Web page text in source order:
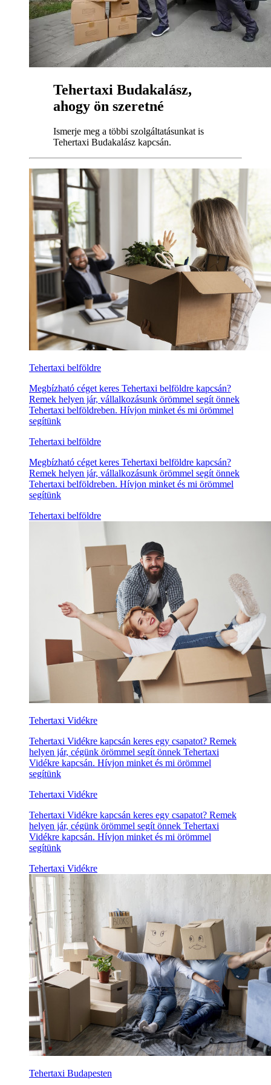
Tehertaxi Budakalász,
ahogy ön szeretné
Ismerje meg a többi szolgáltatásunkat is
Tehertaxi Budakalász kapcsán.
Tehertaxi belföldre
Megbízható céget keres Tehertaxi belföldre kapcsán?
Remek helyen jár, vállalkozásunk örömmel segít önnek
Tehertaxi belföldreben. Hívjon minket és mi örömmel
segítünk
Tehertaxi belföldre
Megbízható céget keres Tehertaxi belföldre kapcsán?
Remek helyen jár, vállalkozásunk örömmel segít önnek
Tehertaxi belföldreben. Hívjon minket és mi örömmel
segítünk
Tehertaxi belföldre
Tehertaxi Vidékre
Tehertaxi Vidékre kapcsán keres egy csapatot? Remek
helyen jár, cégünk örömmel segít önnek Tehertaxi
Vidékre kapcsán. Hívjon minket és mi örömmel
segítünk
Tehertaxi Vidékre
Tehertaxi Vidékre kapcsán keres egy csapatot? Remek
helyen jár, cégünk örömmel segít önnek Tehertaxi
Vidékre kapcsán. Hívjon minket és mi örömmel
segítünk
Tehertaxi Vidékre
Tehertaxi Budapesten